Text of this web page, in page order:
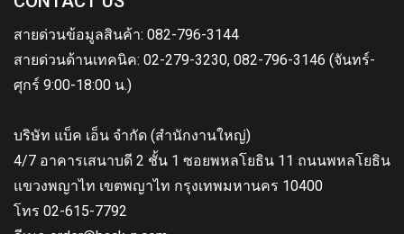
สายด่วนข้อมูลสินค้า: 082-796-3144
สายด่วนด้านเทคนิค: 02-279-3230, 082-796-3146 (จันทร์-
ศุกร์ 9:00-18:00 น.)
บริษัท แบ็ค เอ็น จำกัด (สำนักงานใหญ่)
4/7 อาคารเสนาบดี 2 ชั้น 1 ซอยพหลโยธิน 11 ถนนพหลโยธิน
แขวงพญาไท เขตพญาไท กรุงเทพมหานคร 10400
โทร 02-615-7792